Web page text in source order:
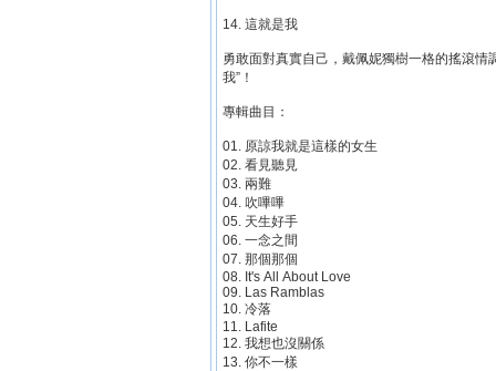
14. 這就是我
勇敢面對真實自己，戴佩妮獨樹一格的搖滾
我”！
專輯曲目：
01. 原諒我就是這樣的女生
02. 看見聽見
03. 兩難
04. 吹嗶嗶
05. 天生好手
06. 一念之間
07. 那個那個
08. It's All About Love
09. Las Ramblas
10. 冷落
11. Lafite
12. 我想也沒關係
13. 你不一樣